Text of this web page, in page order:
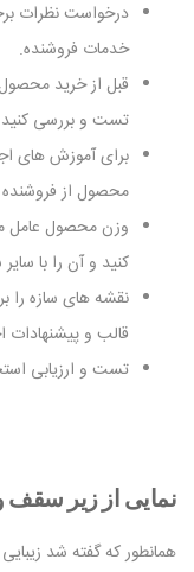
درخواست نظرات
خدمات فروشنده.
قبل از خرید
تست و بررسی
برای آموزش های
محصول از فروشنده
وزن محصول عامل
کنید و آن را با
نقشه های سازه را
قالب و پیشنهادات
تست و ارزیابی
نمایی از زیر سقف
همانطور که گفته شد